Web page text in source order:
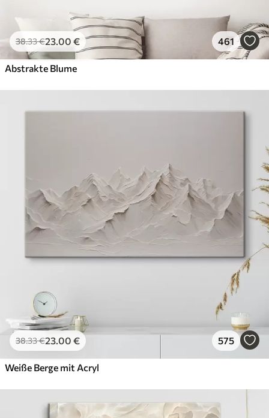
38.33€23.00 € 461
Abstrakte Blume
38.33€23.00 € 575
Weiße Berge mit Acryl